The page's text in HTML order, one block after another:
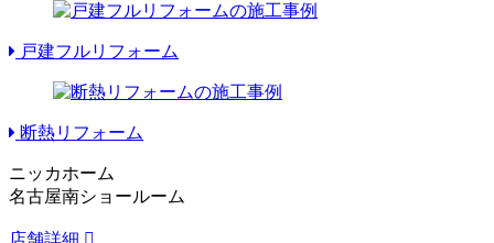
戸建フルリフォーム
断熱リフォーム
ニッカホーム
名古屋南ショールーム
店舗詳細